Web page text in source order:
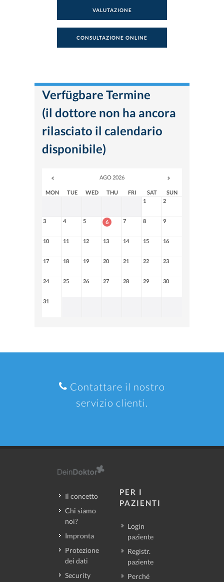
VALUTAZIONE
CONSULTAZIONE ONLINE
Verfügbare Termine
(il dottore non ha ancora
rilasciato il calendario
disponibile)
AGO 2026
MON TUE WED THU FRI SAT
SUN
1
2
3 4 5 6 7 8 9
10 11 12 13 14 15 16
17 18 19 20 21 22 23
24 25 26 27 28 29 30
31
Contattare il nostro
servizio clienti.
Il concetto
Chi siamo
noi?
Impronta
Protezione
dei dati
Security
PER I
PAZIENTI
Login
paziente
Registr.
paziente
Perché